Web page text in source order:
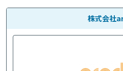
株式会社